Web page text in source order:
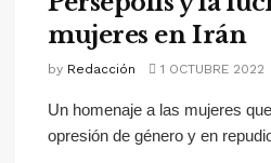
mujeres en Irán
by Redacción 1 OCTUBRE 2022
Un homenaje a las mujeres
opresión de género y en